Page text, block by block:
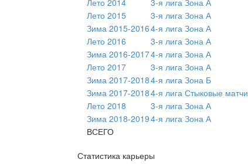
Лето 2015
3-я лига Зона А
Зима 2015-20164-я лига Зона А
Лето 2016
3-я лига Зона А
Зима 2016-20174-я лига Зона А
Лето 2017
3-я лига Зона А
Зима 2017-20184-я лига Зона Б
Зима 2017-20184-я лига Стыковые матчи
Лето 2018
3-я лига Зона А
Зима 2018-20194-я лига Зона А
ВСЕГО
Статистика карьеры